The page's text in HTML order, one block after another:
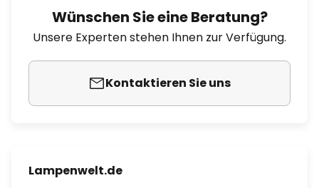
Wünschen Sie eine Beratung?
Unsere Experten stehen Ihnen zur Verfügung.
Kontaktieren Sie uns
Lampenwelt.de